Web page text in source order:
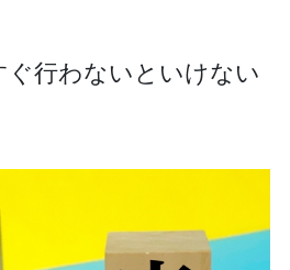
行わないといけない